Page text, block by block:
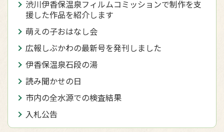
渋川伊香保温泉フィルムコミッションで制作を支
援した作品を紹介します
萌えの子おはなし会
広報しぶかわの最新号を発刊しました
伊香保温泉石段の湯
読み聞かせの日
市内の全水源での検査結果
入札公告